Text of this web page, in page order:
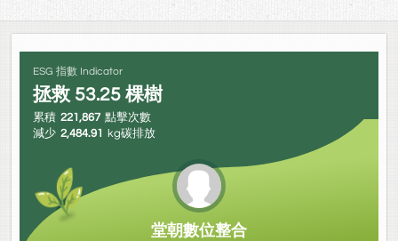
ESG 指數 Indicator
拯救 53.25 棵樹
累積 221,867 點擊次數
減少 2,484.91 kg碳排放
堂朝數位整合